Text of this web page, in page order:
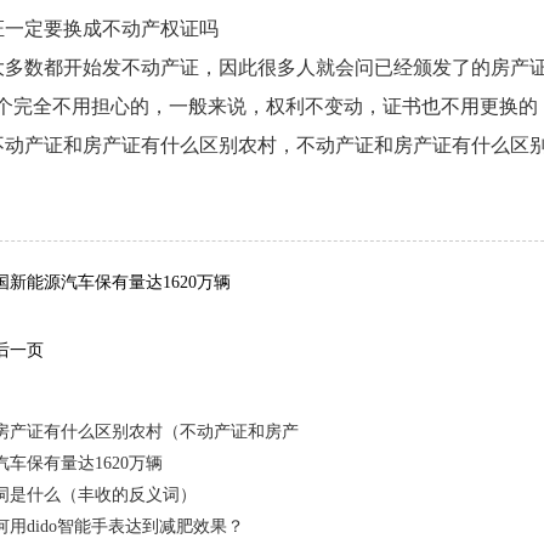
一定要换成不动产权证吗
多数都开始发不动产证，因此很多人就会问已经颁发了的房产
完全不用担心的，一般来说，权利不变动，证书也不用更换
动产证和房产证有什么区别农村，不动产证和房产证有什么区
新能源汽车保有量达1620万辆
一页
产证有什么区别农村（不动产证和房产
车保有量达1620万辆
是什么（丰收的反义词）
用dido智能手表达到减肥效果？